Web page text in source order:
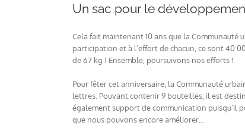
Un sac pour le
Cela fait maintenant 10 ans que la Communauté
participation et à l’effort de chacun, ce sont 40
de 67 kg ! Ensemble, poursuivons nos efforts !
Pour fêter cet anniversaire, la Communauté
lettres. Pouvant contenir 9 bouteilles, il est
également support de communication puisqu’il
que nous pouvons encore améliorer…